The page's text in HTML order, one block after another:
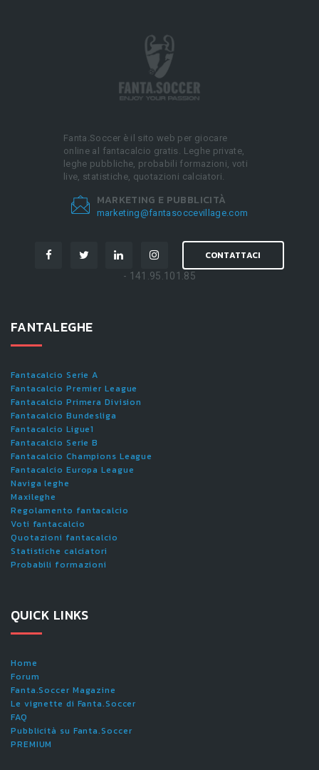
Fanta.Soccer è il sito web per giocare
online al fantacalcio gratis. Leghe private,
leghe pubbliche, probabili formazioni, voti
live, statistiche, quotazioni calciatori.
MARKETING E PUBBLICITÀ
marketing@fantasoccevillage.com
CONTATTACI
- 141.95.101.85
FANTALEGHE
Fantacalcio Serie A
Fantacalcio Premier League
Fantacalcio Primera Division
Fantacalcio Bundesliga
Fantacalcio Ligue1
Fantacalcio Serie B
Fantacalcio Champions League
Fantacalcio Europa League
Naviga leghe
Maxileghe
Regolamento fantacalcio
Voti fantacalcio
Quotazioni fantacalcio
Statistiche calciatori
Probabili formazioni
QUICK LINKS
Home
Forum
Fanta.Soccer Magazine
Le vignette di Fanta.Soccer
FAQ
Pubblicità su Fanta.Soccer
PREMIUM